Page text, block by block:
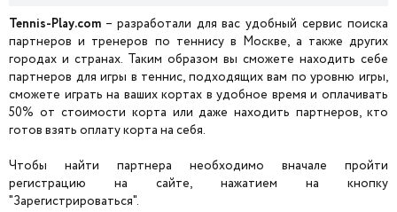
Tennis-Play.com – разработали для вас удобный сервис поиска
партнеров и тренеров по теннису в Москве, а также других
городах и странах. Таким образом вы сможете находить себе
партнеров для игры в теннис, подходящих вам по уровню игры,
сможете играть на ваших кортах в удобное время и оплачивать
50% от стоимости корта или даже находить партнеров, кто
готов взять оплату корта на себя.
Чтобы найти партнера необходимо вначале пройти
регистрацию на сайте, нажатием на кнопку
"Зарегистрироваться".